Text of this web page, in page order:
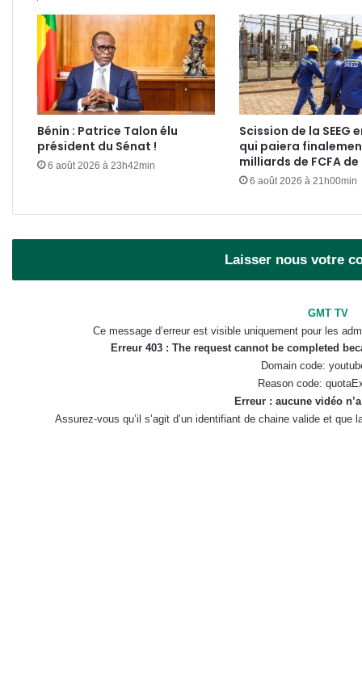
Bénin : Patrice Talon élu
président du Sénat !
6 août 2026 à 23h42min
Scission de la SEEG
qui paiera
milliards de FCFA
6 août 2026 à 21h00min
Laisser nous votre
GMT TV
Ce message d’erreur est visible uniquement pour les
Erreur 403 : The request cannot be completed
Domain code:
Reason code:
Erreur : aucune vidéo
Assurez-vous qu’il s’agit d’un identifiant de chaine valide et